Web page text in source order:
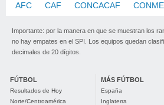
AFC CAF CONCACAF
Importante: por la manera en que se muestran los
no hay empates en el SPI. Los equipos quedan
decimales de 20 dígitos.
FÚTBOL
Resultados de Hoy
Norte/Centroamérica
MÁS FÚTBOL
España
Inglaterra